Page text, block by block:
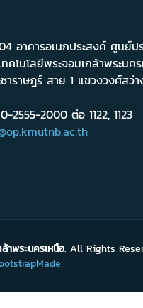
อาคารอเนกประสงค์ ศูนย์
คโนโลยีพระจอมเกล้าพระนค
ชาราษฎร์ สาย 1 แขวงวงศ์ส
0-2555-2000 ต่อ 1122, 1123
าพระนครเหนือ. All Rights